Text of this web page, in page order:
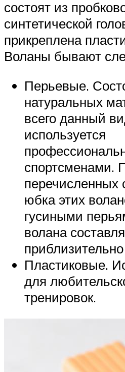
состоят из
синтетической
прикреплена
Воланы бывают
Перьевые.
натуральных
всего данный
используется
перечисленных
юбка этих
гусиными
волана
Пластиковые.
для
тренировок.